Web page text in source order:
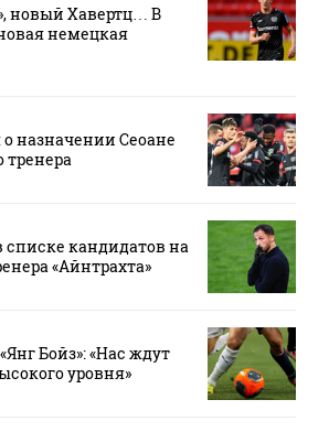
новый Хавертц… В
немецкая
о назначении Сеоане
тренера
списке кандидатов на
«Айнтрахта»
Бойз»: «Нас ждут
уровня»